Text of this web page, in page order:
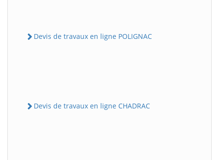
Devis de travaux en ligne POLIGNAC
Devis de travaux en ligne CHADRAC